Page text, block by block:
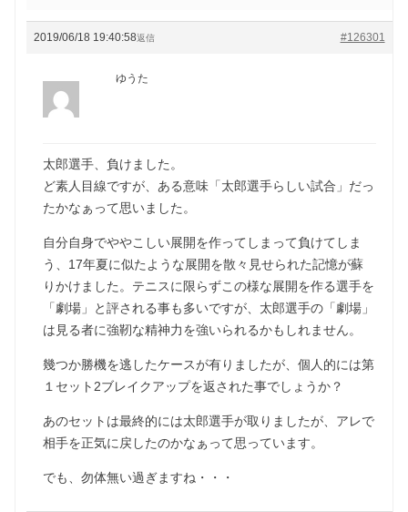
2019/06/18 19:40:58 #126301
返信
ゆうた
太郎選手、負けました。
ど素人目線ですが、ある意味「太郎選手らしい試合」だっ
たかなぁって思いました。
自分自身でややこしい展開を作ってしまって負けてしま
う、17年夏に似たような展開を散々見せられた記憶が蘇
りかけました。テニスに限らずこの様な展開を作る選手を
「劇場」と評される事も多いですが、太郎選手の「劇場」
は見る者に強靭な精神力を強いられるかもしれません。
幾つか勝機を逃したケースが有りましたが、個人的には第
１セット2ブレイクアップを返された事でしょうか？
あのセットは最終的には太郎選手が取りましたが、アレで
相手を正気に戻したのかなぁって思っています。
でも、勿体無い過ぎますね・・・